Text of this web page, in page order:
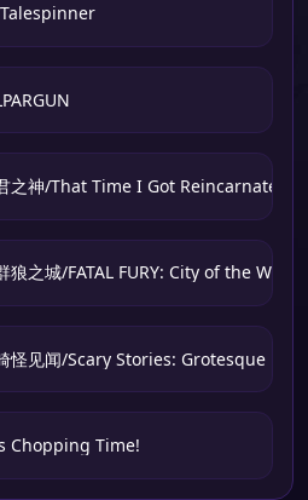
之神/That Time I Got Reincarnated
狼之城/FATAL FURY: City of the
怪见闻/Scary Stories: Grotesque
Chopping Time!